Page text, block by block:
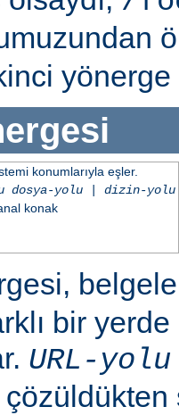
yönerge
konumlarıyla eşler.
dosya-yolu| dizin-yolu
konak
bir yerde
URL-yolu